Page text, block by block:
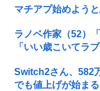
マチアプ始めようと
ラノベ作家（52）
「いい歳こいてラ
Switch2さん、582
でも値上げが始ま